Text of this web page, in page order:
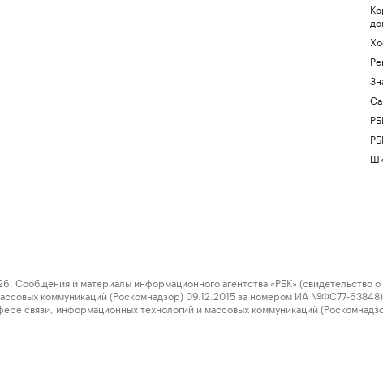
и материалы информационного агентства «РБК» (свидетельство о
коммуникаций (Роскомнадзор) 09.12.2015 за номером ИА №ФС77-63848)
связи, информационных технологий и массовых коммуникаций